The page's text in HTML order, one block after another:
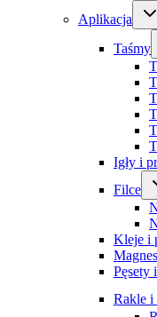
Aplikacja
Taśmy
Igły i
Filce
Kleje i
Pęsety
Rakle i